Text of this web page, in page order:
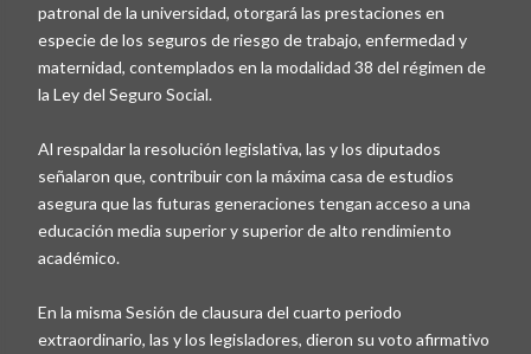
patronal de la universidad, otorgará las prestaciones en
especie de los seguros de riesgo de trabajo, enfermedad y
maternidad, contemplados en la modalidad 38 del régimen de
la Ley del Seguro Social.
Al respaldar la resolución legislativa, las y los diputados
señalaron que, contribuir con la máxima casa de estudios
asegura que las futuras generaciones tengan acceso a una
educación media superior y superior de alto rendimiento
académico.
En la misma Sesión de clausura del cuarto periodo
extraordinario, las y los legisladores, dieron su voto afirmativo